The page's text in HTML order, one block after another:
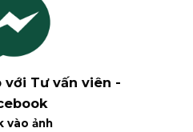
với Tư vấn viên -
vào ảnh